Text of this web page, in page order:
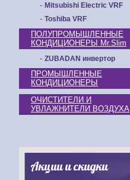
- Mitsubishi Electric VRF
- Toshiba VRF
ПОЛУПРОМЫШЛЕННЫЕ
КОНДИЦИОНЕРЫ Mr.Slim
- ZUBADAN инвертор
ПРОМЫШЛЕННЫЕ
КОНДИЦИОНЕРЫ
ОЧИСТИТЕЛИ И
УВЛАЖНИТЕЛИ ВОЗДУХА
Акции и скидки